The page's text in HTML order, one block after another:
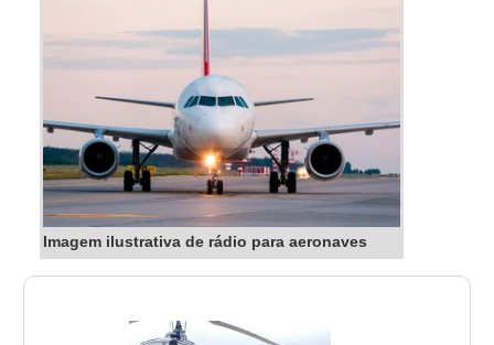
Imagem ilustrativa de rádio para aeronaves